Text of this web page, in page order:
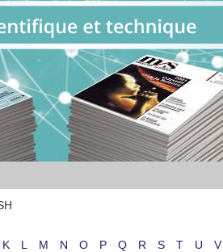
K L M N O P Q R S T U V